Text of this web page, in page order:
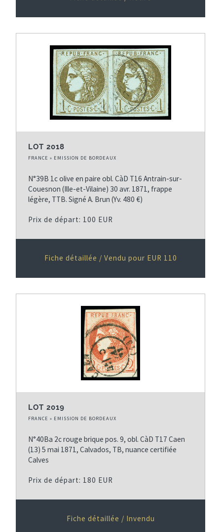
LOT 2018
FRANCE » EMISSION DE BORDEAUX
N°39B 1c olive en paire obl. CàD T16 Antrain-sur-
Couesnon (Ille-et-Vilaine) 30 avr. 1871, frappe
légère, TTB. Signé A. Brun (Yv. 480 €)
Prix de départ: 100 EUR
Fiche détaillée / Vendu pour EUR 110
LOT 2019
FRANCE » EMISSION DE BORDEAUX
N°40Ba 2c rouge brique pos. 9, obl. CàD T17 Caen
(13) 5 mai 1871, Calvados, TB, nuance certifiée
Calves
Prix de départ: 180 EUR
Fiche détaillée / Invendu